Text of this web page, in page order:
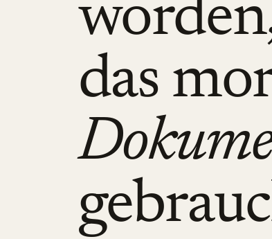
Alle Lösungen
Öffentlicher Sektor
SITZUNGSBETRIEB DIGITAL
Summaries
Voice AI Agents
Live-Untertitelung
Transkription
das